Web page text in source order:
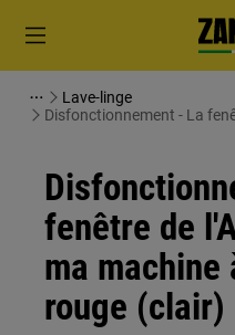
Lave-linge
Disfonctionnement - La
fenêtre de
ma
rouge (clair)